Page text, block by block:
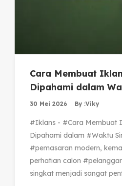
Cara Membuat
Dipahami dalam
30 Mei 2026 By :Viky
#Iklans - #Cara Membuat
Dipahami dalam #Waktu
#pemasaran modern,
perhatian calon
singkat menjadi sangat